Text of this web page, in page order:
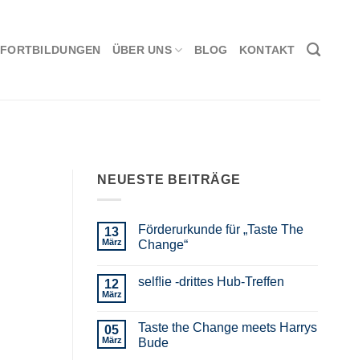
FORTBILDUNGEN ÜBER UNS BLOG KONTAKT
NEUESTE BEITRÄGE
13
März
Förderurkunde für „Taste The
Change“
12
März
self!ie -drittes Hub-Treffen
05
März
Taste the Change meets Harrys
Bude